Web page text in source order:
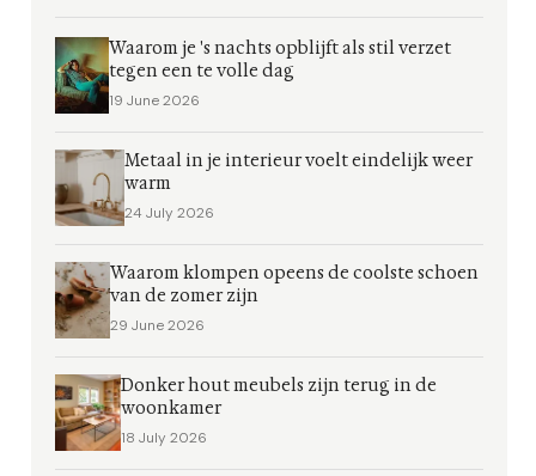
Waarom je 's nachts opblijft als stil verzet
tegen een te volle dag
19 June 2026
Metaal in je interieur voelt eindelijk weer
warm
24 July 2026
Waarom klompen opeens de coolste schoen
van de zomer zijn
29 June 2026
Donker hout meubels zijn terug in de
woonkamer
18 July 2026